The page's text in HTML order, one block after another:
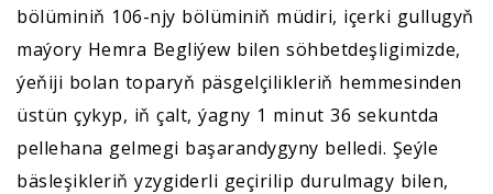
bölüminiň 106-njy bölüminiň müdiri, içerki gullugyň
maýory Hemra Begliýew bilen söhbetdeşligimizde,
ýeňiji bolan toparyň päsgelçilikleriň hemmesinden
üstün çykyp, iň çalt, ýagny 1 minut 36 sekuntda
pellehana gelmegi başarandygyny belledi. Şeýle
bäsleşikleriň yzygiderli geçirilip durulmagy bilen,